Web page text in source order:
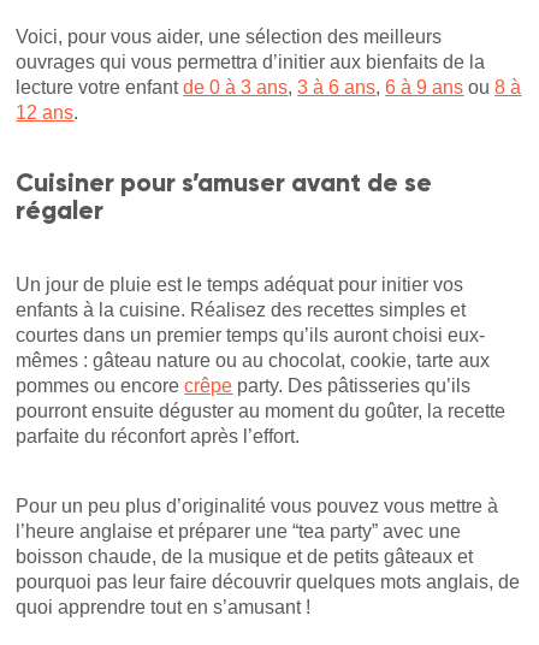
Voici, pour vous aider, une sélection des meilleurs
ouvrages qui vous permettra d’initier aux bienfaits de la
lecture votre enfantde 0 à 3 ans,3 à 6 ans,6 à 9 ans ou8 à
12 ans.
Cuisiner pour s’amuser avant de se
régaler
Un jour de pluie est le temps adéquat pour initier vos
enfants à la cuisine. Réalisez des recettes simples et
courtes dans un premier temps qu’ils auront choisi eux-
mêmes : gâteau nature ou au chocolat, cookie, tarte aux
pommes ou encorecrêpe party. Des pâtisseries qu’ils
pourront ensuite déguster au moment du goûter, la recette
parfaite du réconfort après l’effort.
Pour un peu plus d’originalité vous pouvez vous mettre à
l’heure anglaise et préparer une “tea party” avec une
boisson chaude, de la musique et de petits gâteaux et
pourquoi pas leur faire découvrir quelques mots anglais, de
quoi apprendre tout en s’amusant !